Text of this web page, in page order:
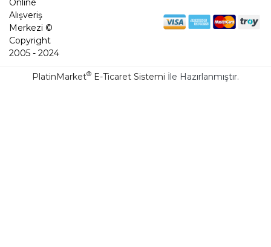
Online
Alışveriş
Merkezi ©
Copyright
2005 - 2024
PlatinMarket® E-Ticaret Sistemi İle Hazırlanmıştır.